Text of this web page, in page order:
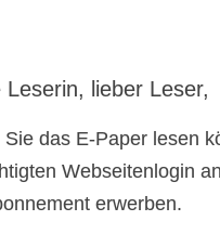
Leserin, lieber Leser,
Sie das E-Paper lesen
Webseitenlogin
erwerben.